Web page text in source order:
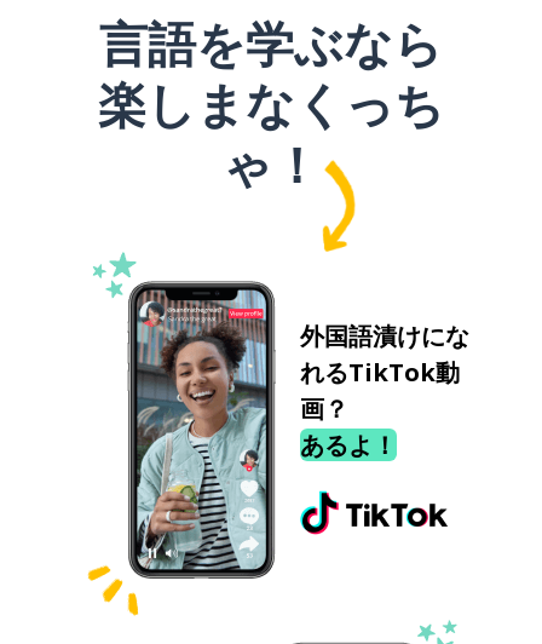
言語を学ぶなら
楽しまなくっち
ゃ！
外国語漬けにな
れるTikTok動
画？
あるよ！